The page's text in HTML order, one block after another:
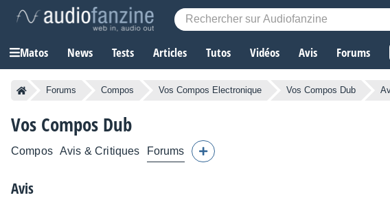
Matos News Tests Articles Tutos Vidéos Avis Forums
Forums Compos Vos Compos Electronique Vos Compos Dub
Vos Compos Dub
Compos Avis & Critiques Forums
Avis